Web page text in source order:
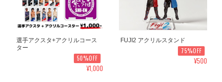
選手アクスタ+アクリルコース
ター
50%OFF
¥1,000
FUJI2 アクリルスタンド
75%OFF
¥500